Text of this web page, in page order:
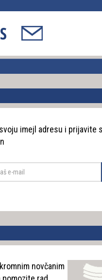
imejl adresu i prijavite
novčanim